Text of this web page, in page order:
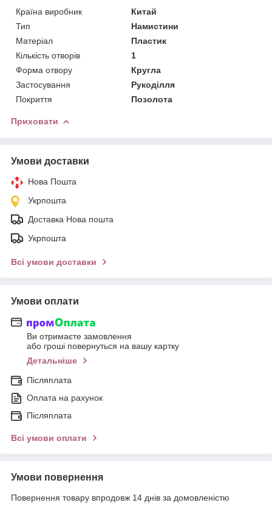
Країна виробник
Китай
Тип
Намистини
Матеріал
Пластик
Кількість отворів
1
Форма отвору
Кругла
Застосування
Рукоділля
Покриття
Позолота
Приховати
Умови доставки
Нова Пошта
Укрпошта
Доставка Нова пошта
Укрпошта
Всі умови доставки
Умови оплати
Ви отримаєте замовлення
або гроші повернуться на вашу картку
Детальніше
Післяплата
Оплата на рахунок
Післяплата
Всі умови оплати
Умови повернення
Повернення товару впродовж 14 днів за домовленістю